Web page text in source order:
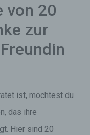
von 20
zur
ist, möchtest du
das ihre
Hier sind 20